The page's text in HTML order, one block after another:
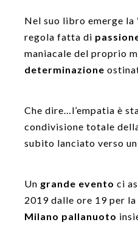
Nel suo libro emerge la
regola fatta di
maniacale del proprio
determinazione
Che dire…l’empatia è
condivisione totale
subito lanciato verso
Un grande evento ci
2019 dalle ore 19 per
Milano pallanuoto